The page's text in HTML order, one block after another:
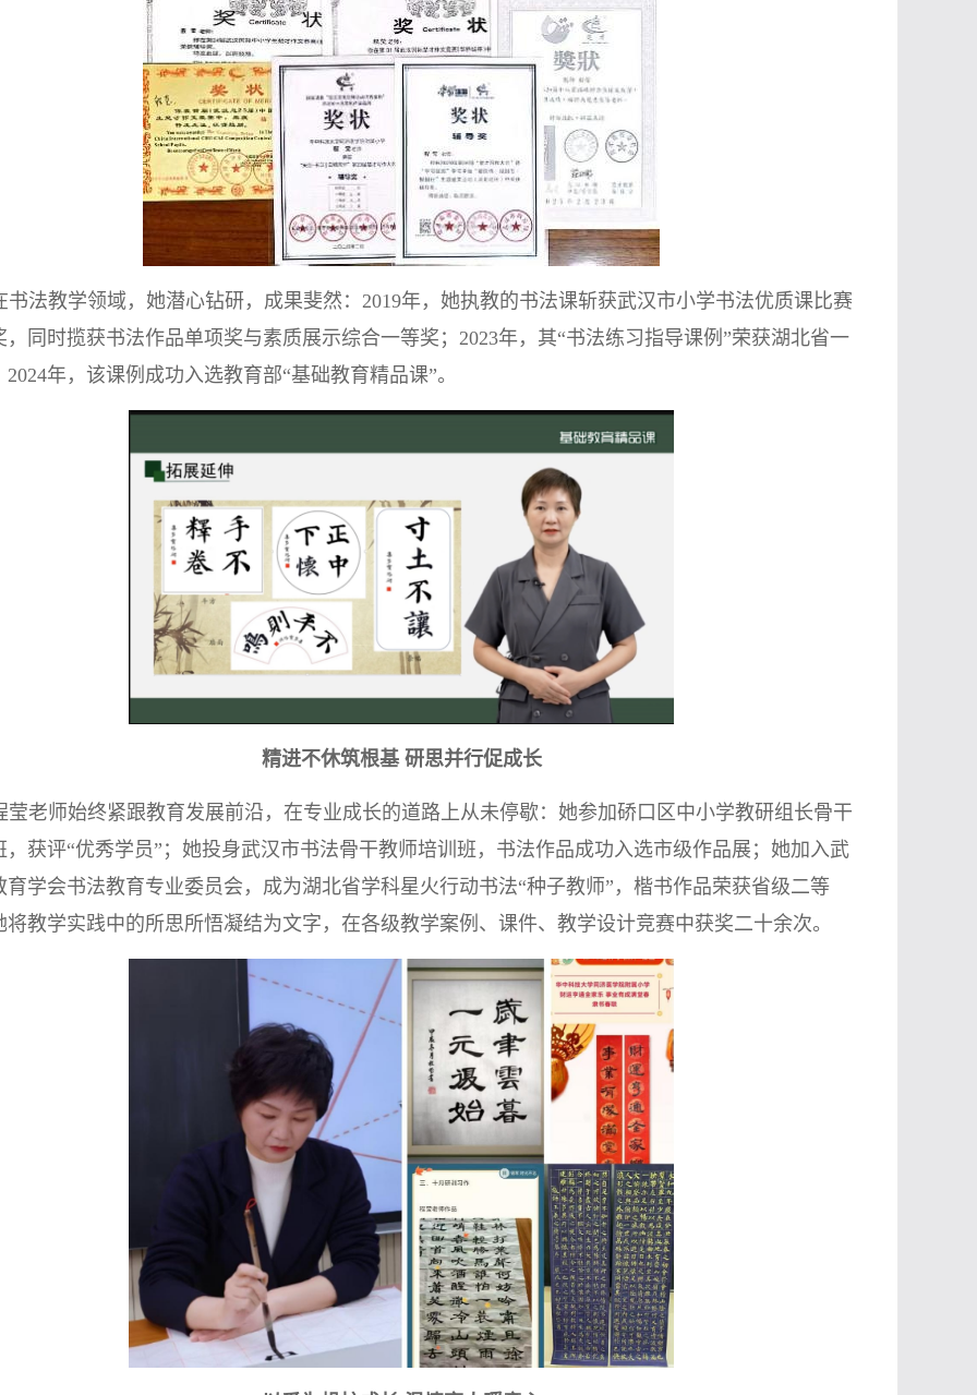
书法教学领域，她潜心钻研，成果斐然：2019年，她执教的书法课斩获武汉市小学书法优质课比赛
，同时揽获书法作品单项奖与素质展示综合一等奖；2023年，其“书法练习指导课例”荣获湖北省一
2024年，该课例成功入选教育部“基础教育精品课”。
精进不休筑根基 研思并行促成长
莹老师始终紧跟教育发展前沿，在专业成长的道路上从未停歇：她参加硚口区中小学教研组长骨干
，获评“优秀学员”；她投身武汉市书法骨干教师培训班，书法作品成功入选市级作品展；她加入武
育学会书法教育专业委员会，成为湖北省学科星火行动书法“种子教师”，楷书作品荣获省级二等
将教学实践中的所思所悟凝结为文字，在各级教学案例、课件、教学设计竞赛中获奖二十余次。